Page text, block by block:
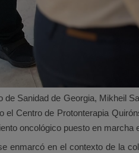
de Sanidad de Georgia, Mikheil
el Centro de Protonterapia
oncológico puesto en marcha
enmarcó en el contexto de la